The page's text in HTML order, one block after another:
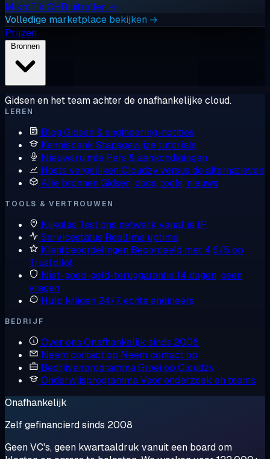
MikroTik CHR uitrollen →
Volledige marketplace bekijken →
Prijzen
Gidsen en het team achter de onafhankelijke cloud.
LEREN
Blog Gidsen & engineering-notities
Kennisbank Stapsgewijze tutorials
Nieuwsruimte Pers & aankondigingen
Hosts vergelijken Cloudzy versus de alternatieven
Alle bronnen Gidsen, docs, tools, nieuws
TOOLS & VERTROUWEN
Kijkglas Test ons netwerk vanaf je IP
Servicestatus Realtime uptime
Klantbeoordelingen Beoordeeld met 4,6/5 op
Trustpilot
Niet-goed-geld-teruggarantie14 dagen, geen
vragen
Hulp krijgen 24/7, echte engineers
BEDRIJF
Over ons Onafhankelijk sinds 2008
Neem contact op Neem contact op
BedrijvenprogrammaGroei op Cloudzy
OnderwijsprogrammaVoor onderzoek en teams
Onafhankelijk
Zelf gefinancierd sinds 2008
Geen VC's, geen kwartaaldruk vanuit een board om